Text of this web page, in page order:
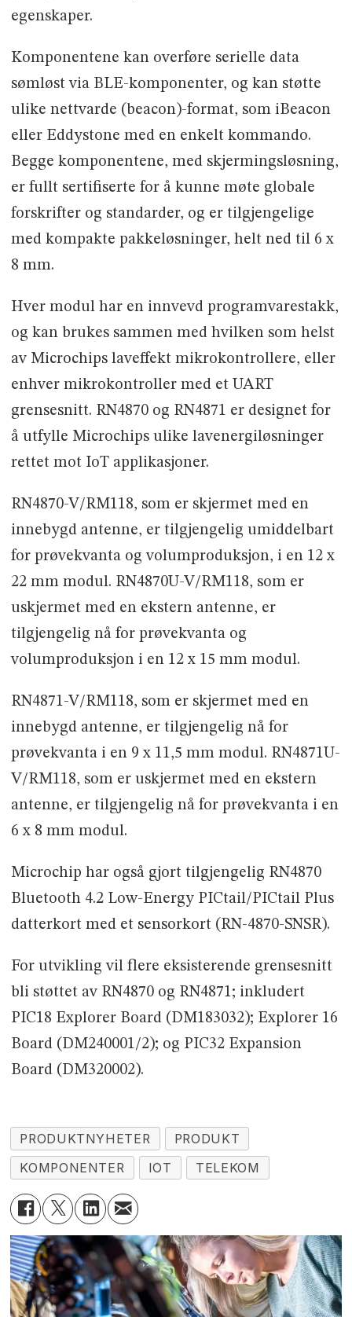
egenskaper.
Komponentene kan overføre serielle data
sømløst via BLE-komponenter, og kan støtte
ulike nettvarde (beacon)-format, som iBeacon
eller Eddystone med en enkelt kommando.
Begge komponentene, med skjermingsløsning,
er fullt sertifiserte for å kunne møte globale
forskrifter og standarder, og er tilgjengelige
med kompakte pakkeløsninger, helt ned til 6 x
8 mm.
Hver modul har en innvevd programvarestakk,
og kan brukes sammen med hvilken som helst
av Microchips laveffekt mikrokontrollere, eller
enhver mikrokontroller med et UART
grensesnitt. RN4870 og RN4871 er designet for
å utfylle Microchips ulike lavenergiløsninger
rettet mot IoT applikasjoner.
RN4870-V/RM118, som er skjermet med en
innebygd antenne, er tilgjengelig umiddelbart
for prøvekvanta og volumproduksjon, i en 12 x
22 mm modul. RN4870U-V/RM118, som er
uskjermet med en ekstern antenne, er
tilgjengelig nå for prøvekvanta og
volumproduksjon i en 12 x 15 mm modul.
RN4871-V/RM118, som er skjermet med en
innebygd antenne, er tilgjengelig nå for
prøvekvanta i en 9 x 11,5 mm modul. RN4871U-
V/RM118, som er uskjermet med en ekstern
antenne, er tilgjengelig nå for prøvekvanta i en
6 x 8 mm modul.
Microchip har også gjort tilgjengelig RN4870
Bluetooth 4.2 Low-Energy PICtail/PICtail Plus
datterkort med et sensorkort (RN-4870-SNSR).
For utvikling vil flere eksisterende grensesnitt
bli støttet av RN4870 og RN4871; inkludert
PIC18 Explorer Board (DM183032); Explorer 16
Board (DM240001/2); og PIC32 Expansion
Board (DM320002).
PRODUKTNYHETER
PRODUKT
KOMPONENTER
IOT TELEKOM